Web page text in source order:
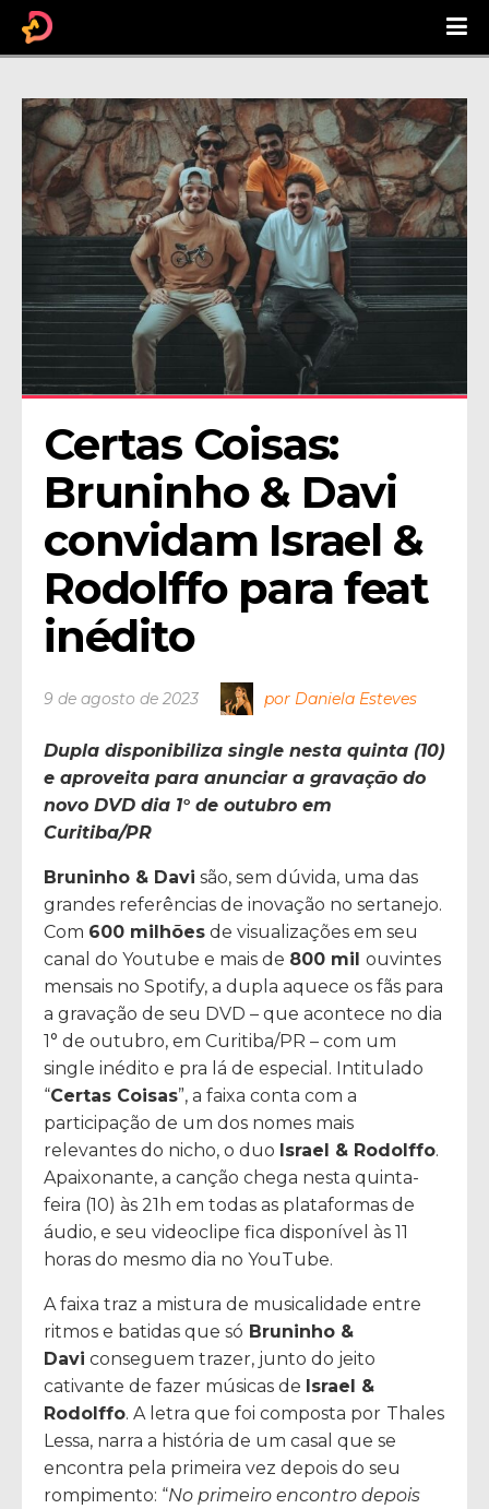
Certas Coisas:
Bruninho & Davi
convidam Israel &
Rodolffo para feat
inédito
9 de agosto de 2023 por Daniela Esteves
Dupla disponibiliza single nesta quinta (10)
e aproveita para anunciar a gravação do
novo DVD dia 1° de outubro em
Curitiba/PR
Bruninho & Davi são, sem dúvida, uma das
grandes referências de inovação no sertanejo.
Com 600 milhões de visualizações em seu
canal do Youtube e mais de 800 mil ouvintes
mensais no Spotify, a dupla aquece os fãs para
a gravação de seu DVD – que acontece no dia
1° de outubro, em Curitiba/PR – com um
single inédito e pra lá de especial. Intitulado
“Certas Coisas”, a faixa conta com a
participação de um dos nomes mais
relevantes do nicho, o duo Israel & Rodolffo.
Apaixonante, a canção chega nesta quinta-
feira (10) às 21h em todas as plataformas de
áudio, e seu videoclipe fica disponível às 11
horas do mesmo dia no YouTube.
A faixa traz a mistura de musicalidade entre
ritmos e batidas que só Bruninho &
Davi conseguem trazer, junto do jeito
cativante de fazer músicas de Israel &
Rodolffo. A letra que foi composta por Thales
Lessa, narra a história de um casal que se
encontra pela primeira vez depois do seu
rompimento: “No primeiro encontro depois